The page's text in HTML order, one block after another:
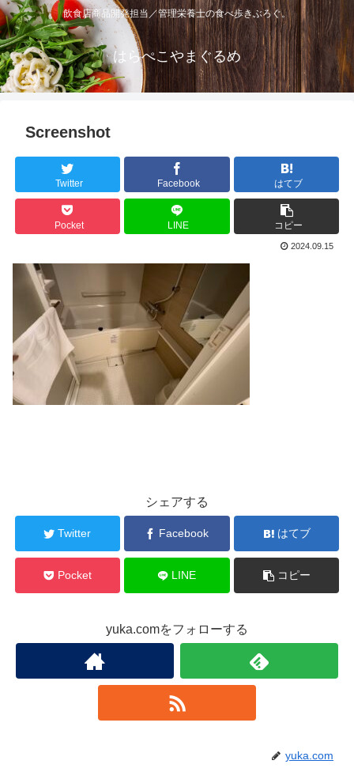
飲食店商品開発担当／管理栄養士の食べ歩きぶろぐ。
はらぺこやまぐるめ
Screenshot
Twitter Facebook はてブ
Pocket LINE コピー
2024.09.15
シェアする
Twitter Facebook はてブ
Pocket LINE コピー
yuka.comをフォローする
yuka.com